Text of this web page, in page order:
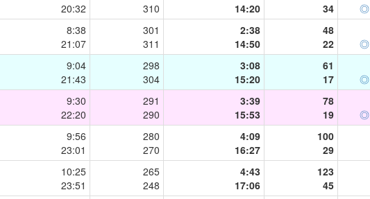
20:32
310
14:20
34
◎
8:38
21:07
301
311
2:38
14:50
48
22
◎
9:04
21:43
298
304
3:08
15:20
61
17
◎
9:30
22:20
291
290
3:39
15:53
78
19
◎
9:56
23:01
280
270
4:09
16:27
100
29
10:25
23:51
265
248
4:43
17:06
123
45